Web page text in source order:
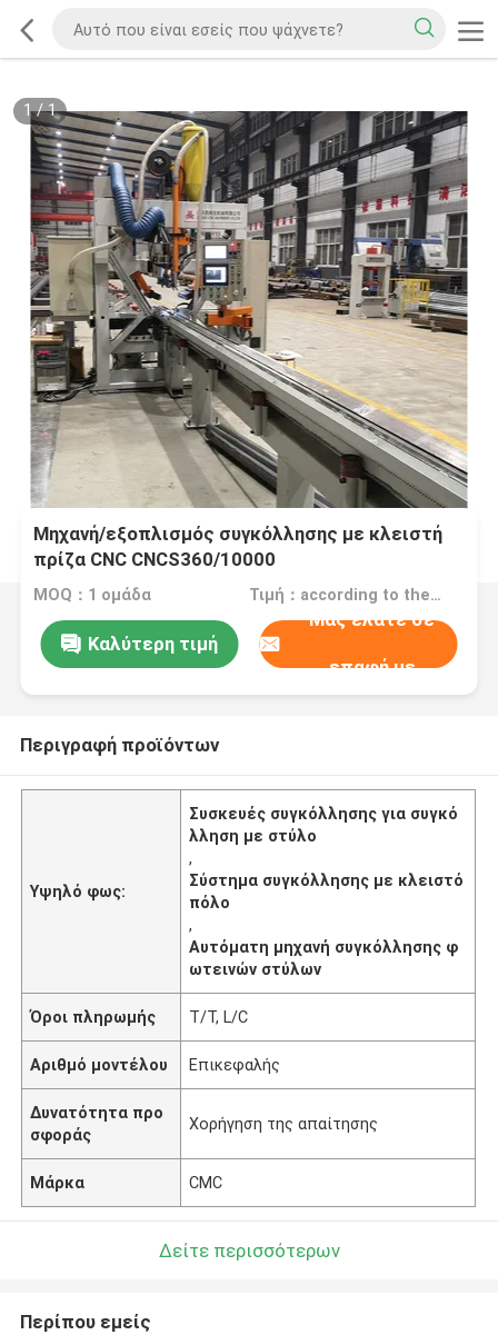
1/1
Μηχανή/εξοπλισμός συγκόλλησης με κλειστή
πρίζα CNC CNCS360/10000
MOQ：1 ομάδα Τιμή：according to the customer's requirement
Καλύτερη τιμή
Μας ελάτε σε
επαφή με
Περιγραφή προϊόντων
Υψηλό φως:
Συσκευές συγκόλλησης για συγκό
λληση με στύλο
,
Σύστημα συγκόλλησης με κλειστό
πόλο
,
Αυτόματη μηχανή συγκόλλησης φ
ωτεινών στύλων
Όροι πληρωμής T/T, L/C
Αριθμό μοντέλου Επικεφαλής
Δυνατότητα προ
σφοράς
Χορήγηση της απαίτησης
Μάρκα CMC
Δείτε περισσότερων
Περίπου εμείς